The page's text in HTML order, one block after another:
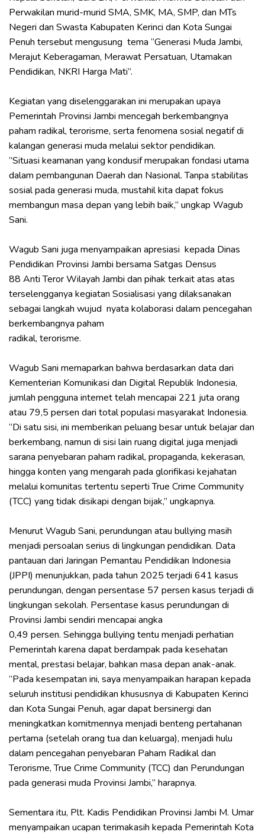
Perwakilan murid-murid SMA, SMK, MA, SMP, dan MTs
Negeri dan Swasta Kabupaten Kerinci dan Kota Sungai
Penuh tersebut mengusung tema “Generasi Muda Jambi,
Merajut Keberagaman, Merawat Persatuan, Utamakan
Pendidikan, NKRI Harga Mati”.
‎Kegiatan yang diselenggarakan ini merupakan upaya
Pemerintah Provinsi Jambi mencegah berkembangnya
paham radikal, terorisme, serta fenomena sosial negatif di
kalangan generasi muda melalui sektor pendidikan.
‎‎”Situasi keamanan yang kondusif merupakan fondasi utama
dalam pembangunan Daerah dan Nasional. Tanpa stabilitas
sosial pada generasi muda, mustahil kita dapat fokus
membangun masa depan yang lebih baik,” ungkap Wagub
Sani.
‎Wagub Sani juga menyampaikan apresiasi kepada Dinas
Pendidikan Provinsi Jambi bersama Satgas Densus
‎88 Anti Teror Wilayah Jambi dan pihak terkait atas atas
terselengganya kegiatan Sosialisasi yang dilaksanakan
sebagai langkah wujud nyata kolaborasi dalam pencegahan
berkembangnya paham
‎radikal, terorisme.
‎Wagub Sani memaparkan bahwa berdasarkan data dari
Kementerian Komunikasi dan Digital Republik Indonesia,
jumlah pengguna internet telah mencapai 221 juta orang
atau 79,5 persen dari total populasi masyarakat Indonesia.
“Di satu sisi, ini memberikan peluang besar untuk belajar dan
berkembang, namun di sisi lain ruang digital juga menjadi
sarana penyebaran paham radikal, propaganda, kekerasan,
hingga konten yang mengarah pada glorifikasi kejahatan
melalui komunitas tertentu seperti True Crime Community
(TCC) yang tidak disikapi dengan bijak,” ungkapnya.
‎Menurut Wagub Sani, perundungan atau bullying masih
menjadi persoalan serius di lingkungan pendidikan. Data
pantauan dari Jaringan Pemantau Pendidikan Indonesia
(JPPI) menunjukkan, pada tahun 2025 terjadi 641 kasus
perundungan, dengan persentase 57 persen kasus terjadi di
lingkungan sekolah. Persentase kasus perundungan di
Provinsi Jambi sendiri mencapai angka
‎0,49 persen. Sehingga bullying tentu menjadi perhatian
Pemerintah karena dapat berdampak pada kesehatan
mental, prestasi belajar, bahkan masa depan anak-anak.
‎”Pada kesempatan ini, saya menyampaikan harapan kepada
seluruh institusi pendidikan khususnya di Kabupaten Kerinci
dan Kota Sungai Penuh, agar dapat bersinergi dan
meningkatkan komitmennya menjadi benteng pertahanan
pertama (setelah orang tua dan keluarga), menjadi hulu
dalam pencegahan penyebaran Paham Radikal dan
Terorisme, True Crime Community (TCC) dan Perundungan
pada generasi muda Provinsi Jambi,” harapnya.
‎Sementara itu, Plt. Kadis Pendidikan Provinsi Jambi M. Umar
menyampaikan ucapan terimakasih kepada Pemerintah Kota